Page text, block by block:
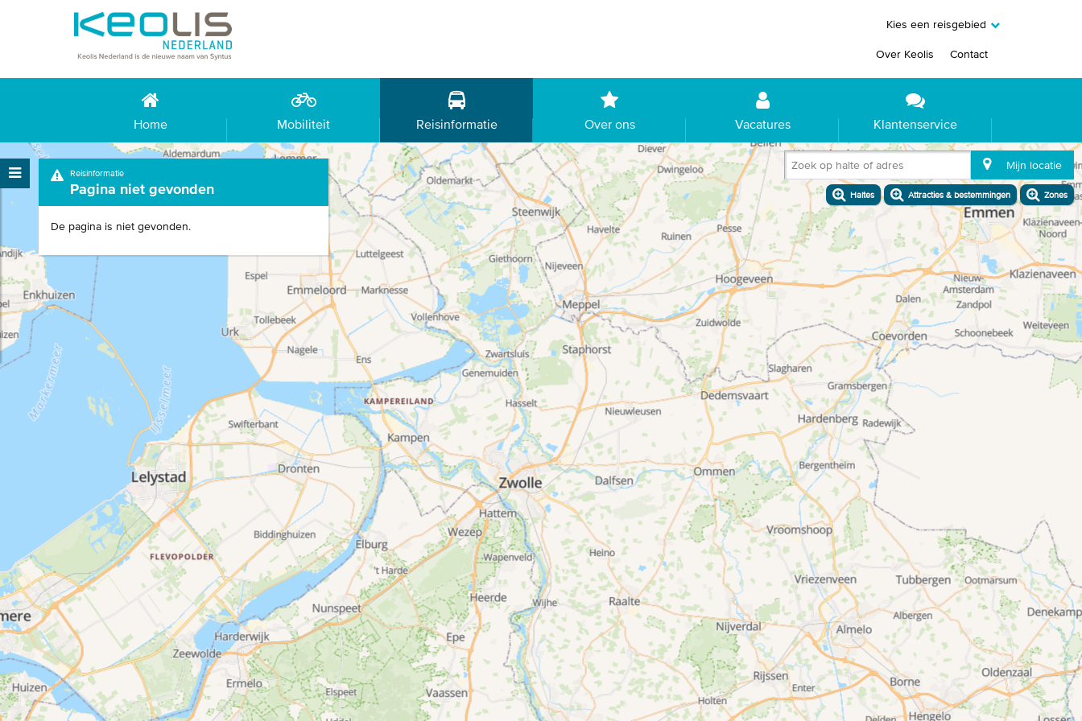
Kies een reisgebied
Over Keolis Contact
Home Mobiliteit Reisinformatie Over ons Vacatures Klantenservice
Zoek op halte of adres Mijn locatie
Haltes Attracties & bestemmingen Zones
Reisinformatie
Pagina niet gevonden
De pagina is niet gevonden.